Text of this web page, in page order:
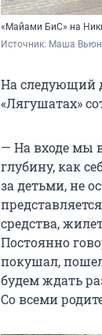
«Майами БиС» на
Источник: Маша Вьюн
На следующий
«Лягушатах»
— На входе мы
глубину, как
за детьми, не
средства,
Постоянно
покушал,
будем ждать
Со всеми